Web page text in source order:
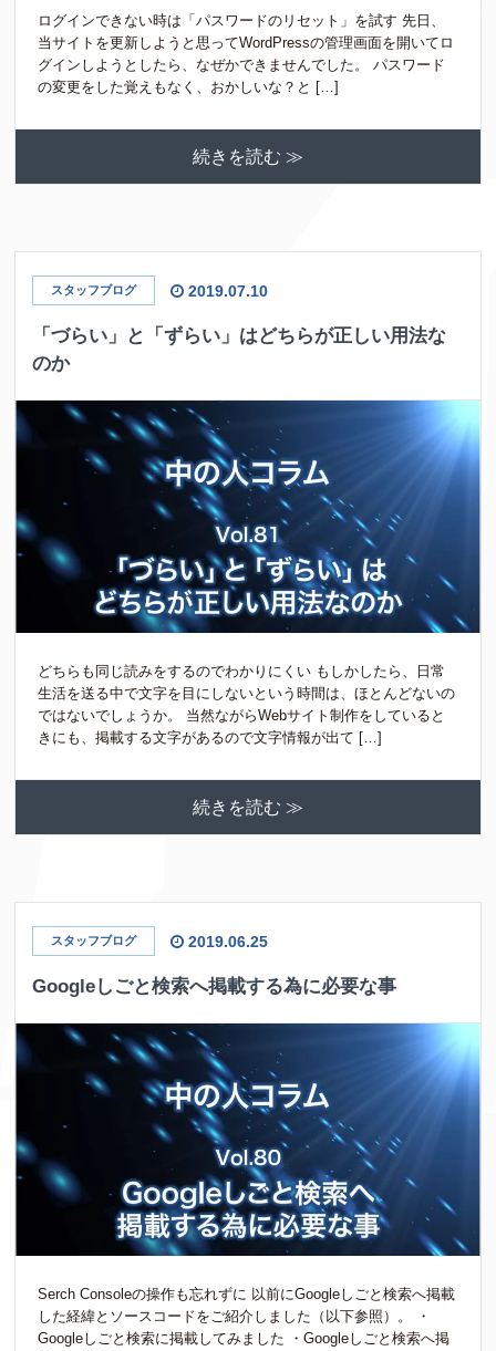
ログインできない時は「パスワードのリセット」を試す 先日、
当サイトを更新しようと思ってWordPressの管理画面を開いてロ
グインしようとしたら、なぜかできませんでした。 パスワード
の変更をした覚えもなく、おかしいな？と […]
続きを読む ≫
スタッフブログ 2019.07.10
「づらい」と「ずらい」はどちらが正しい用法な
のか
どちらも同じ読みをするのでわかりにくい もしかしたら、日常
生活を送る中で文字を目にしないという時間は、ほとんどないの
ではないでしょうか。 当然ながらWebサイト制作をしていると
きにも、掲載する文字があるので文字情報が出て […]
続きを読む ≫
スタッフブログ 2019.06.25
Googleしごと検索へ掲載する為に必要な事
Serch Consoleの操作も忘れずに 以前にGoogleしごと検索へ掲載
した経緯とソースコードをご紹介しました（以下参照）。 ・
Googleしごと検索に掲載してみました ・Googleしごと検索へ掲